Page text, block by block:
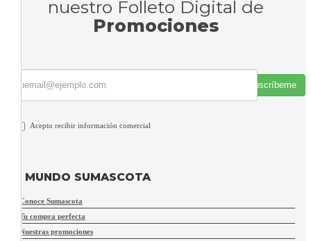
nuestro Folleto Digital de
Promociones
Suscríbeme
Acepto recibir información comercial
MUNDO SUMASCOTA
Conoce Sumascota
Tu compra perfecta
Nuestras promociones